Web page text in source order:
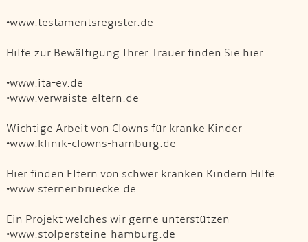
•www.testamentsregister.de
Hilfe zur Bewältigung Ihrer Trauer finden Sie hier:
•www.ita-ev.de
•www.verwaiste-eltern.de
Wichtige Arbeit von Clowns für kranke Kinder
•www.klinik-clowns-hamburg.de
Hier finden Eltern von schwer kranken Kindern Hilfe
•www.sternenbruecke.de
Ein Projekt welches wir gerne unterstützen
•www.stolpersteine-hamburg.de